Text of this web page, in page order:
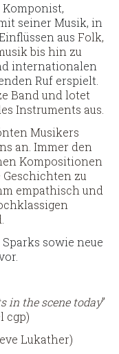
seiner Musik, in
aus Folk,
bis hin zu
internationalen
Ruf erspielt.
Band und lotet
Instruments aus.
Musikers
an. Immer den
Kompositionen
zu
empathisch und
sowie neue
in the scene today”
cgp)
Lukather)